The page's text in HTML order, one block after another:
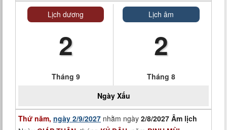
Lịch dương
2
Tháng 9
Lịch âm
2
Tháng 8
Ngày Xấu
Thứ năm, ngày 2/9/2027 nhằm ngày 2/8/2027 Âm lịch